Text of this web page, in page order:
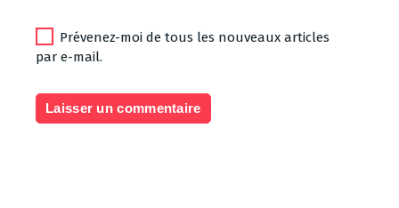
Prévenez-moi de tous les nouveaux articles
par e-mail.